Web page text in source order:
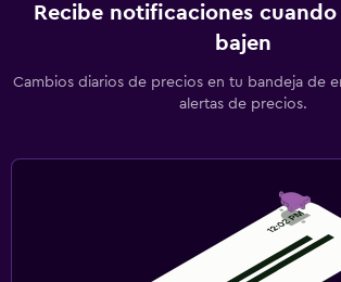
Recibe notificaciones
bajen
Cambios diarios de precios en tu bandeja de
alertas de precios.